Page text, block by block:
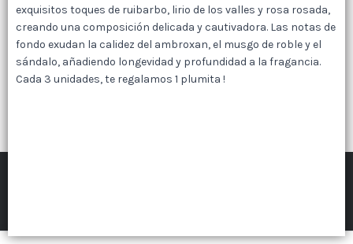
exquisitos toques de ruibarbo, lirio de los valles y rosa rosada,
creando una composición delicada y cautivadora. Las notas de
fondo exudan la calidez del ambroxan, el musgo de roble y el
sándalo, añadiendo longevidad y profundidad a la fragancia.
Cada 3 unidades, te regalamos 1 plumita !